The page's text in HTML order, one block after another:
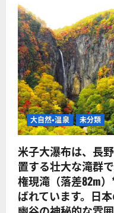
大自然・温泉 未分類
米子大瀑布は、長
置する壮大な滝群
権現滝（落差82m
ばれています。日